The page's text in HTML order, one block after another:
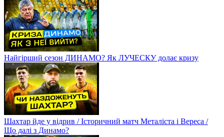
Найгірший сезон ДИНАМО? Як ЛУЧЕСКУ долає кризу
Шахтар йде у відрив / Історичний матч Металіста і Вереса /
Що далі з Динамо?